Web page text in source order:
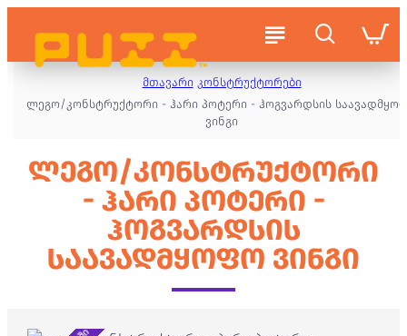
მთავარი კონსტრუქტორები
ლეგო/კონსტრუქტორი - ჰარი პოტერი - ჰოგვარდსის
ვინგი
ᲚᲔᲒᲝ/ᲙᲝᲜᲡᲢᲠᲣᲥᲢᲝᲠᲘ
- ᲰᲐᲠᲘ ᲞᲝᲢᲔᲠᲘ -
ᲰᲝᲒᲕᲐᲠᲓᲡᲘᲡ
ᲡᲐᲐᲕᲐᲓᲛᲧᲝᲤᲝ ᲕᲘᲜᲒᲘ